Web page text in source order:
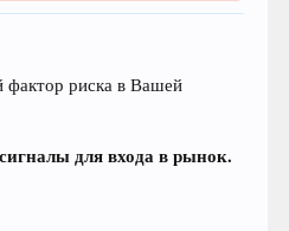
фактор риска в Вашей
для входа в рынок.